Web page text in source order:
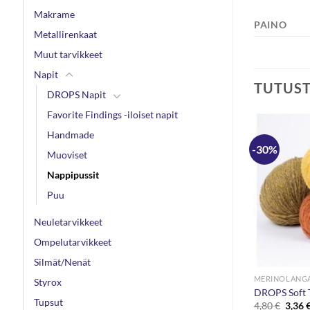
Makrame
Metallirenkaat
Muut tarvikkeet
Napit
DROPS Napit
Favorite Findings -iloiset napit
Handmade
Muoviset
Nappipussit
Puu
Neuletarvikkeet
Ompelutarvikkeet
Silmät/Nenät
Styrox
Tupsut
PAINO
-30%
DROPS Soft
4,80€ 3,36